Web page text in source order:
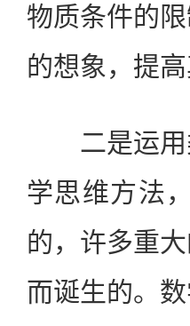
物质条件的
的想象，提高
二是运用
学思维方法
的，许多重
而诞生的。